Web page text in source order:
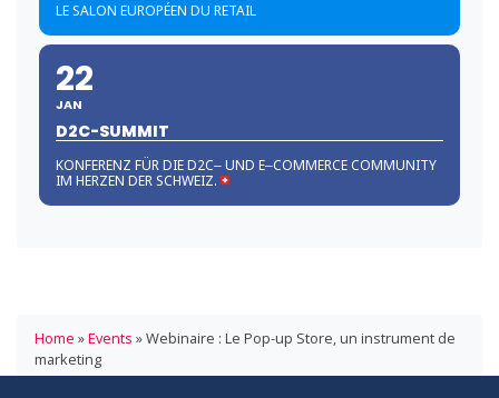
LE SALON EUROPÉEN DU RETAIL
22
JAN
D2C-SUMMIT
KONFERENZ FÜR DIE D2C‒ UND E‒COMMERCE COMMUNITY
IM HERZEN DER SCHWEIZ.
Home »Events »Webinaire : Le Pop-up Store, un instrument de
marketing